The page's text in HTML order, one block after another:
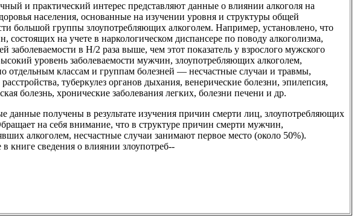
и практический интерес представляют данные о влиянии алкоголя на
населения, основанные на изучении уровня и структуры общей
большой группы злоупотребляющих алкоголем. Например, установлено, что
состоящих на учете в наркологическом диспансере по поводу алкоголизма,
заболеваемости в Н/2 раза выше, чем этот показатель у взрослого мужского
уровень заболеваемости мужчин, злоупотребляющих алкоголем,
отдельным классам и группам болезней — несчастные случаи и травмы,
туберкулез органов дыхания, венерические болезни, эпилепсия,
болезнь, хронические заболевания легких, болезни печени и др.
данные получены в результате изучения причин смерти лиц, злоупотребляющих
на себя внимание, что в структуре причин смерти мужчин,
алкоголем, несчастные случаи занимают первое место (около 50%).
книге сведения о влиянии злоупотреб--